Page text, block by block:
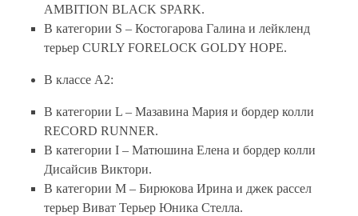
AMBITION BLACK SPARK.
В категории S – Костогарова Галина и лейкленд
терьер CURLY FORELOCK GOLDY HOPE.
В классе А2:
В категории L – Мазавина Мария и бордер колли
RECORD RUNNER.
В категории I – Матюшина Елена и бордер колли
Дисайсив Виктори.
В категории M – Бирюкова Ирина и джек рассел
терьер Виват Терьер Юника Стелла.